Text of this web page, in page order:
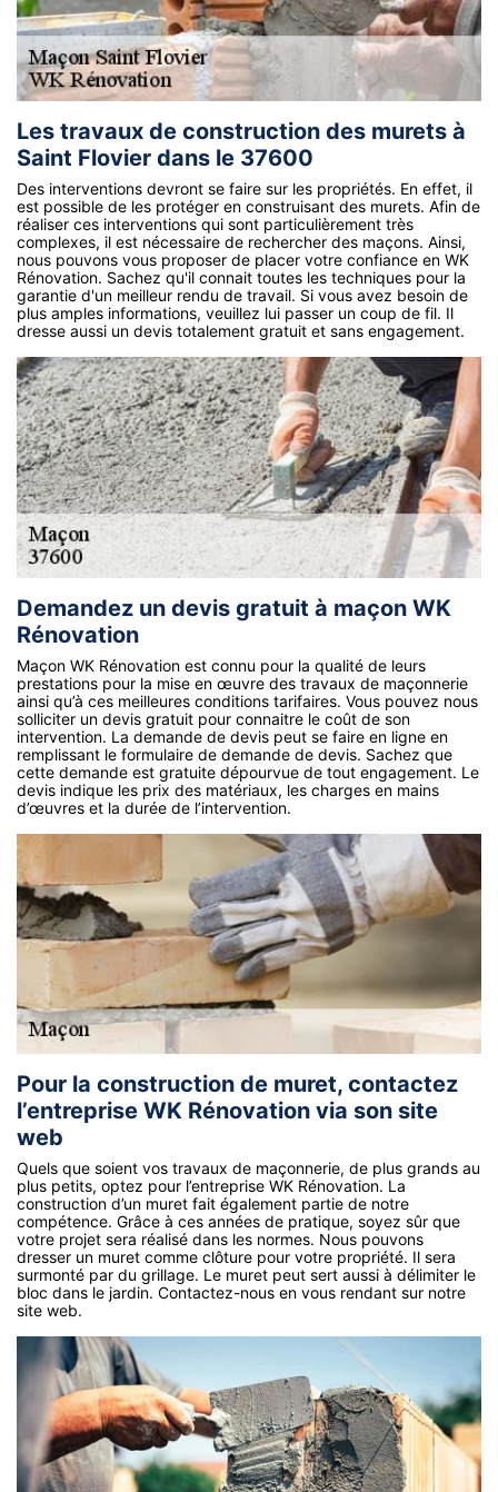
Les travaux de construction des murets à
Saint Flovier dans le 37600
Des interventions devront se faire sur les propriétés. En effet, il
est possible de les protéger en construisant des murets. Afin de
réaliser ces interventions qui sont particulièrement très
complexes, il est nécessaire de rechercher des maçons. Ainsi,
nous pouvons vous proposer de placer votre confiance en WK
Rénovation. Sachez qu'il connait toutes les techniques pour la
garantie d'un meilleur rendu de travail. Si vous avez besoin de
plus amples informations, veuillez lui passer un coup de fil. Il
dresse aussi un devis totalement gratuit et sans engagement.
Demandez un devis gratuit à maçon WK
Rénovation
Maçon WK Rénovation est connu pour la qualité de leurs
prestations pour la mise en œuvre des travaux de maçonnerie
ainsi qu’à ces meilleures conditions tarifaires. Vous pouvez nous
solliciter un devis gratuit pour connaitre le coût de son
intervention. La demande de devis peut se faire en ligne en
remplissant le formulaire de demande de devis. Sachez que
cette demande est gratuite dépourvue de tout engagement. Le
devis indique les prix des matériaux, les charges en mains
d’œuvres et la durée de l’intervention.
Pour la construction de muret, contactez
l’entreprise WK Rénovation via son site
web
Quels que soient vos travaux de maçonnerie, de plus grands au
plus petits, optez pour l’entreprise WK Rénovation. La
construction d’un muret fait également partie de notre
compétence. Grâce à ces années de pratique, soyez sûr que
votre projet sera réalisé dans les normes. Nous pouvons
dresser un muret comme clôture pour votre propriété. Il sera
surmonté par du grillage. Le muret peut sert aussi à délimiter le
bloc dans le jardin. Contactez-nous en vous rendant sur notre
site web.